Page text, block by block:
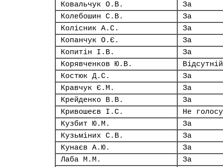
Ковальчук О.В.
За
Колебошин С.В.
За
Колісник А.С.
За
Копанчук О.Є.
За
Копитін І.В.
За
Корявченков Ю.В.
Відсутній
Костюк Д.С.
За
Кравчук Є.М.
За
Крейденко В.В.
За
Кривошеєв І.С.
Не
Кузбит Ю.М.
За
Кузьміних С.В.
За
Кунаєв А.Ю.
За
Лаба М.М.
За